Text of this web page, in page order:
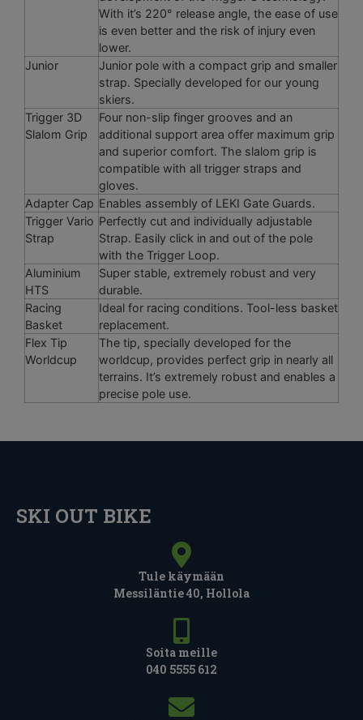
With it’s 220° release angle, the ease of use
is even better and the risk of injury even
lower.
Junior
Junior pole with a compact grip and smaller
strap. Specially developed for our young
skiers.
Trigger 3D
Slalom Grip
Four non-slip finger grooves and an
additional support area offer maximum grip
and superior comfort. The slalom grip is
compatible with all trigger straps and
gloves.
Adapter Cap Enables assembly of LEKI Gate Guards.
Trigger Vario
Strap
Perfectly cut and individually adjustable
Strap. Easily click in and out of the pole
with the Trigger Loop.
Aluminium
HTS
Super stable, extremely robust and very
durable.
Racing
Basket
Ideal for racing conditions. Tool-less basket
replacement.
Flex Tip
Worldcup
The tip, specially developed for the
worldcup, provides perfect grip in nearly all
terrains. It’s extremely robust and enables a
precise pole use.
SKI OUT BIKE
Tule käymään
Messiläntie 40, Hollola
Soita meille
040 5555 612